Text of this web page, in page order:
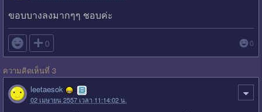
ขอบบางลงมากๆๆ ชอบค่ะ
 0 0
ความคิดเห็นที่ 3
leetaesok
02 เมษายน 2557 เวลา 11:14:02 น.